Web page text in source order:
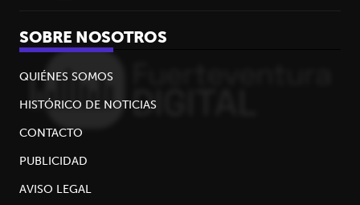
SOBRE NOSOTROS
QUIÉNES SOMOS
HISTÓRICO DE NOTICIAS
CONTACTO
PUBLICIDAD
AVISO LEGAL